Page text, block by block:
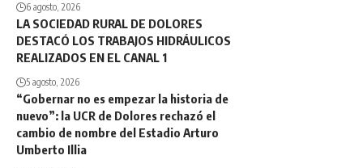
6 agosto, 2026
LA SOCIEDAD RURAL DE DOLORES
DESTACÓ LOS TRABAJOS HIDRÁULICOS
REALIZADOS EN EL CANAL 1
5 agosto, 2026
“Gobernar no es empezar la historia de
nuevo”: la UCR de Dolores rechazó el
cambio de nombre del Estadio Arturo
Umberto Illia